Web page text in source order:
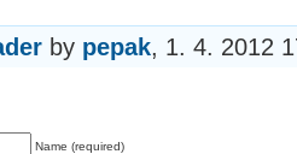
by pepak, 1. 4. 2012
Name (required)